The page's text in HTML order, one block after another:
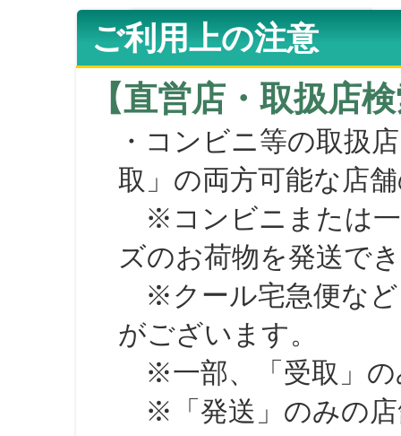
ご利用上の注意
【直営店・取扱店
・コンビニ等の取扱
取」の両方可能な店
※コンビニまたは一
ズのお荷物を発送で
※クール宅急便など
がございます。
※一部、「受取」の
※「発送」のみの店